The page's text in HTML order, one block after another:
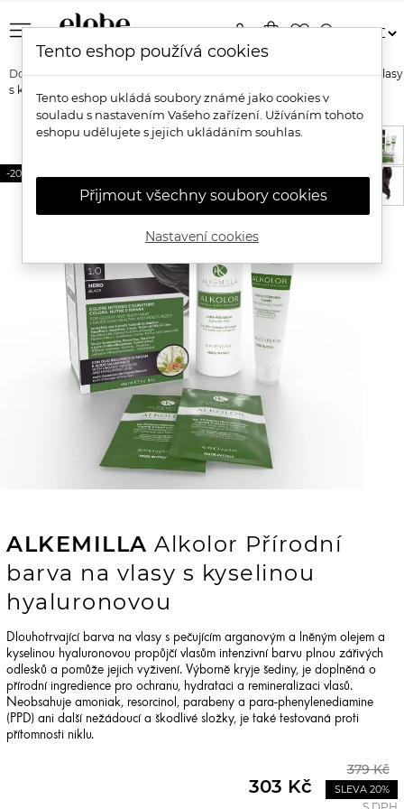
menu shopping_bagfavorite_bordersearch
person
Domů Značky Alkemilla
Alkemilla Alkolor Přírodní barva na vlasy
s kyselinou hyaluronovou
-20%
ALKEMILLA Alkolor Přírodní
barva na vlasy s kyselinou
hyaluronovou
Dlouhotrvající barva na vlasy s pečujícím arganovým a lněným olejem a
kyselinou hyaluronovou propůjčí vlasům intenzivní barvu plnou zářivých
odlesků a pomůže jejich vyživení. Výborně kryje šediny, je doplněná o
přírodní ingredience pro ochranu, hydrataci a remineralizaci vlasů.
Neobsahuje amoniak, resorcinol, parabeny a para-phenylenediamine
(PPD) ani další nežádoucí a škodlivé složky, je také testovaná proti
přítomnosti niklu.
379 Kč
303 Kč SLEVA 20%
Tento eshop používá cookies
Tento eshop ukládá soubory známé jako cookies v
souladu s nastavením Vašeho zařízení. Užíváním tohoto
eshopu udělujete s jejich ukládáním souhlas.
Přijmout všechny soubory cookies
Nastavení cookies